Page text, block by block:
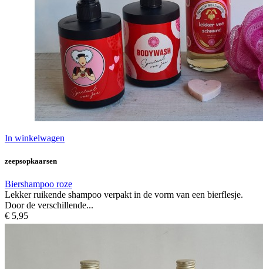
In winkelwagen
zeepsopkaarsen
Biershampoo roze
Lekker ruikende shampoo verpakt in de vorm van een bierflesje.
Door de verschillende...
€ 5,95